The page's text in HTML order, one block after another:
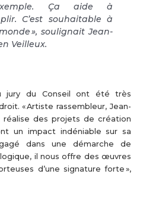
Ça aide à
C’est souhaitable à
», soulignait Jean-
Veilleux.
jury du Conseil ont été très
« Artiste rassembleur, Jean-
réalise des projets de création
un impact indéniable sur sa
dans une démarche de
il nous offre des œuvres
d’une signature forte »,